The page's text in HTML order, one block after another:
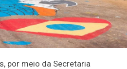
por meio da Secretaria